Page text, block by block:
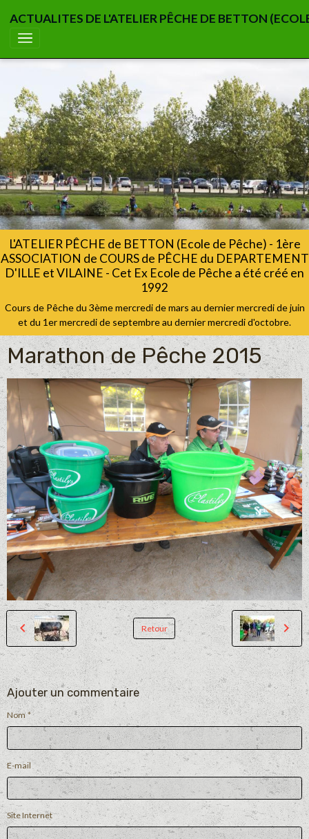
ACTUALITES DE L'ATELIER PÊCHE DE BETTON
L'ATELIER PÊCHE de BETTON (Ecole de Pêche) - 1ère
ASSOCIATION de COURS de PÊCHE du DEPARTEMENT
D'ILLE et VILAINE - Cet Ex Ecole de Pêche a été créé en
1992
Cours de Pêche du 3ème mercredi de mars au dernier mercredi de juin
et du 1er mercredi de septembre au dernier mercredi d'octobre.
Marathon de Pêche 2015
Retour
Ajouter un commentaire
Nom
E-mail
Site Internet